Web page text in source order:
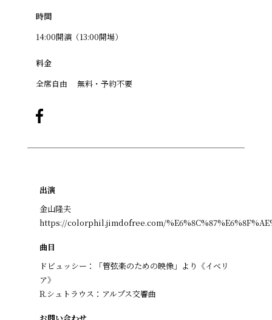
時間
14:00開演（13:00開場）
料金
全席自由 無料・予約不要
出演
金山隆夫
https://colorphil.jimdofree.com/
曲目
ドビュッシー：「管弦楽のための映像」より《イベリ
ア》
R.シュトラウス：アルプス交響曲